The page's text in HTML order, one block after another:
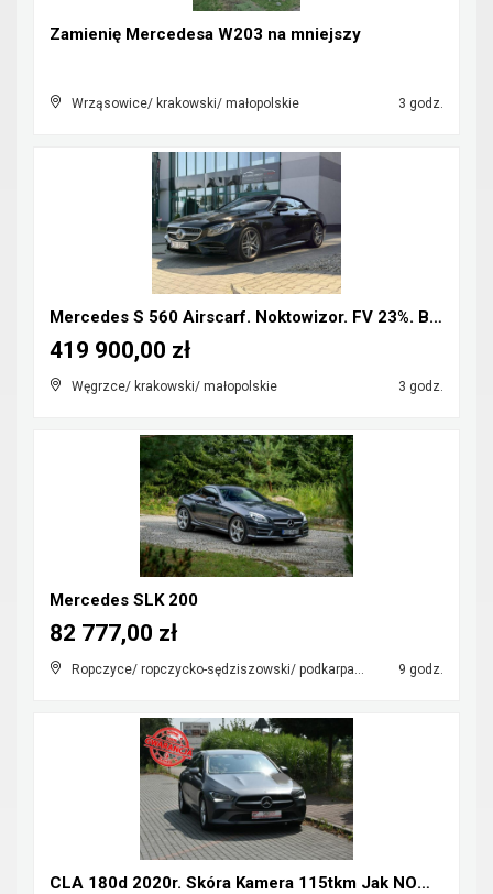
Zamienię Mercedesa W203 na mniejszy
Wrząsowice/ krakowski/ małopolskie 3 godz.
Mercedes S 560 Airscarf. Noktowizor. FV 23%. Bezwy...
Węgrzce/ krakowski/ małopolskie 3 godz.
419 900,00 zł
Mercedes SLK 200
Ropczyce/ ropczycko-sędziszowski/ podkarpackie 9 godz.
82 777,00 zł
CLA 180d 2020r. Skóra Kamera 115tkm Jak NOWY Polec...